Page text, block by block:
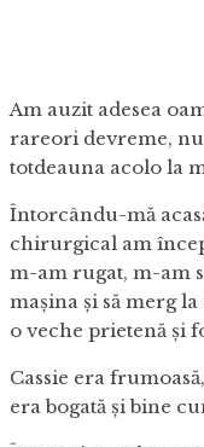
Am auzit adesea
rareori devreme,
totdeauna acolo la
Întorcându-mă
chirurgical am
m-am rugat, m-am
mașina și să merg
o veche prietenă și
Cassie era
era bogată și bine